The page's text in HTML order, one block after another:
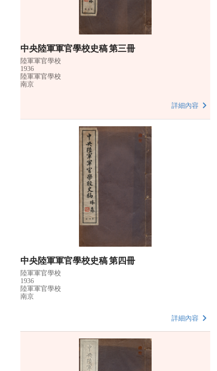
中央陸軍軍官學校史稿 第三冊
陸軍軍官學校
1936
陸軍軍官學校
南京
詳細內容
中央陸軍軍官學校史稿 第四冊
陸軍軍官學校
1936
陸軍軍官學校
南京
詳細內容